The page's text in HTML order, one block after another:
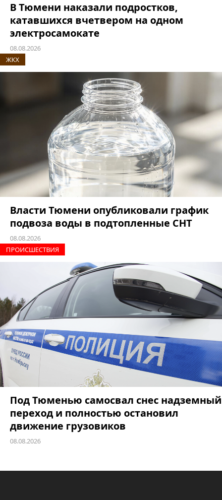
В Тюмени наказали подростков,
катавшихся вчетвером на одном
электросамокате
08.08.2026
ЖКХ
Власти Тюмени опубликовали график
подвоза воды в подтопленные СНТ
08.08.2026
ПРОИCШЕСТВИЯ
Под Тюменью самосвал снес надземный
переход и полностью остановил
движение грузовиков
08.08.2026